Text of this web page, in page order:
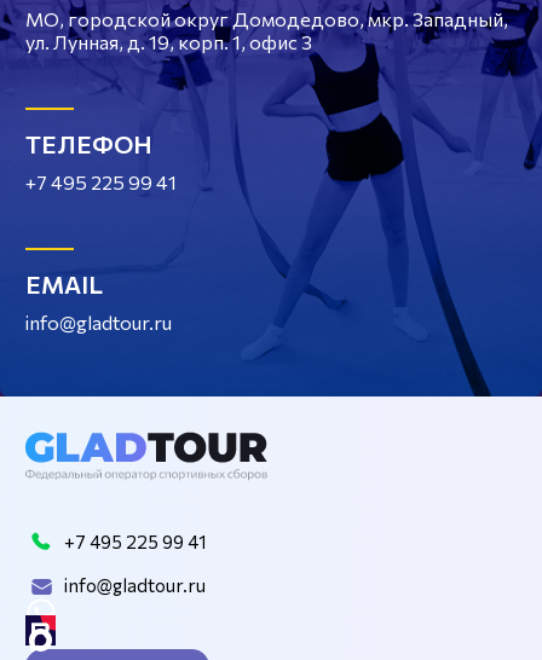
МО, городской округ Домодедово, мкр. Западный,
ул. Лунная, д. 19, корп. 1, офис 3
ТЕЛЕФОН
+7 495 225 99 41
EMAIL
info@gladtour.ru
+7 495 225 99 41
info@gladtour.ru